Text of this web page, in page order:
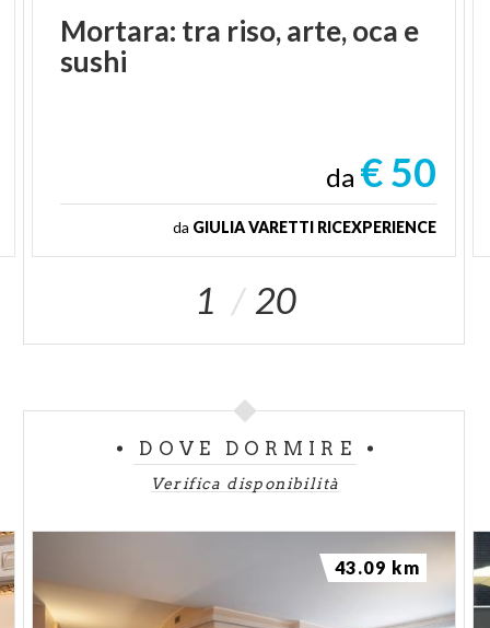
Mortara: tra riso,arte,oca e
sushi
da € 50
da GIULIA VARETTI RICEXPERIENCE
1 20
DOVE DORMIRE
Verifica disponibilità
43.09 km